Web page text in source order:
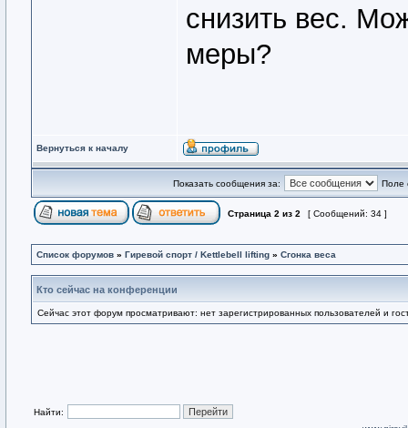
снизить вес.
меры?
Вернуться к началу
Показать сообщения за: Поле
Страница 2 из 2 [ Сообщений: 34 ]
Список форумов » Гиревой спорт / Kettlebell lifting » Сгонка веса
Кто сейчас на конференции
Сейчас этот форум просматривают: нет зарегистрированных пользователей и
Найти: